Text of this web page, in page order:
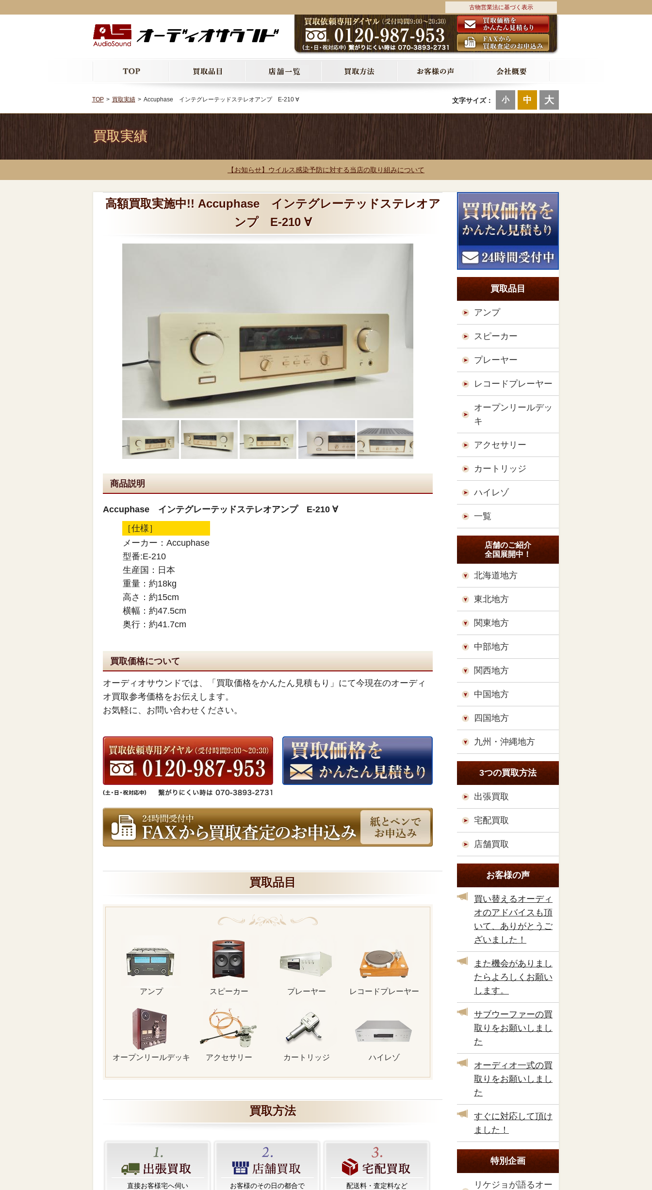
古物営業法に基づく表示
文字サイズ： 小 中 大
TOP 買取実績 Accuphase インテグレーテッドステレオアンプ E-210 ∀
買取実績
【お知らせ】ウイルス感染予防に対する当店の取り組みについて
高額買取実施中!! Accuphase インテグレーテッドステレオア
ンプ E-210 ∀
商品説明
Accuphase インテグレーテッドステレオアンプ E-210 ∀
［仕様］
メーカー：Accuphase
型番:E-210
生産国：日本
重量：約18kg
高さ：約15cm
横幅：約47.5cm
奥行：約41.7cm
買取価格について
オーディオサウンドでは、「買取価格をかんたん見積もり」にて今現在のオーディ
オ買取参考価格をお伝えします。
お気軽に、お問い合わせください。
買取品目
アンプ スピーカー プレーヤー レコードプレーヤー
オープンリールデッキ アクセサリー カートリッジ ハイレゾ
買取方法
直接お客様宅へ伺い
お客様のその日の都合で
配送料・査定料など
買取品目
アンプ
スピーカー
プレーヤー
レコードプレーヤー
オープンリールデッ
キ
アクセサリー
カートリッジ
ハイレゾ
一覧
店舗のご紹介
全国展開中！
北海道地方
東北地方
関東地方
中部地方
関西地方
中国地方
四国地方
九州・沖縄地方
3つの買取方法
出張買取
宅配買取
店舗買取
お客様の声
買い替えるオーディ
オのアドバイスも頂
いて、ありがとうご
ざいました！
また機会がありまし
たらよろしくお願い
します。
サブウーファーの買
取りをお願いしまし
た
オーディオ一式の買
取りをお願いしまし
た
すぐに対応して頂け
ました！
特別企画
リケジョが語るオー